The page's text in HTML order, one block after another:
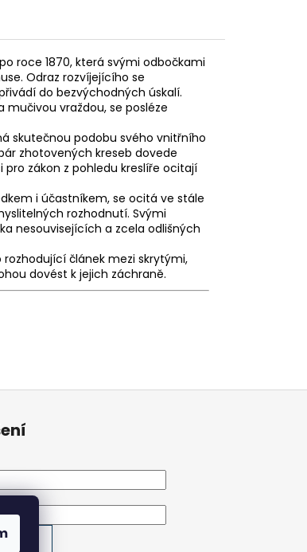
roce 1870, která svými odbočkami
Odraz rozvíjejícího se
do bezvýchodných úskalí.
vraždou, se posléze
skutečnou podobu svého vnitřního
zhotovených kreseb dovede
zákon z pohledu kreslíře ocitají
i účastníkem, se ocitá ve stále
rozhodnutí. Svými
nesouvisejících a zcela odlišných
článek mezi skrytými,
dovést k jejich záchraně.
SE